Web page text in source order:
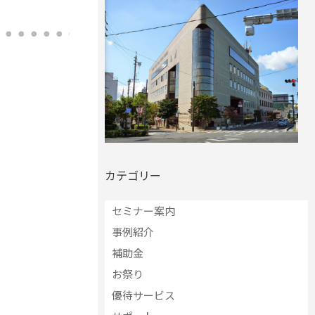
カテゴリー
セミナー案内
事例紹介
補助金
お祭り
優待サービス